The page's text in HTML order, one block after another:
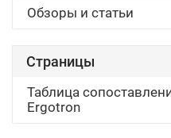
Обзоры и статьи
Страницы
Таблица
Ergotron